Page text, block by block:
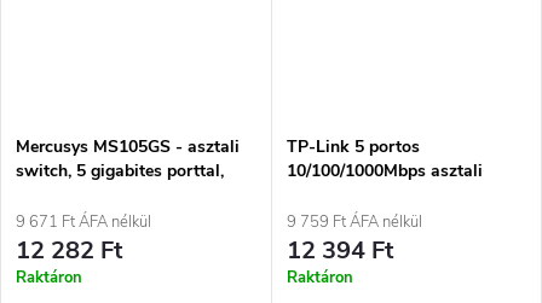
Mercusys MS105GS - asztali
switch, 5 gigabites porttal,
9 671 Ft ÁFA nélkül
12 282 Ft
Raktáron
TP-Link 5 portos
10/100/1000Mbps asztali
9 759 Ft ÁFA nélkül
12 394 Ft
Raktáron